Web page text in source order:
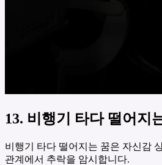
13. 비행기 타다 떨어지
비행기 타다 떨어지는 꿈은 자신감
관계에서 추락을 암시합니다.